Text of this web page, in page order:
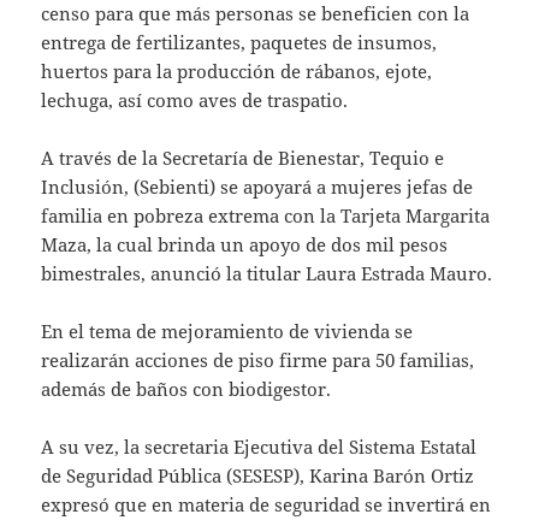
censo para que más personas se beneficien con la
entrega de fertilizantes, paquetes de insumos,
huertos para la producción de rábanos, ejote,
lechuga, así como aves de traspatio.
A través de la Secretaría de Bienestar, Tequio e
Inclusión, (Sebienti) se apoyará a mujeres jefas de
familia en pobreza extrema con la Tarjeta Margarita
Maza, la cual brinda un apoyo de dos mil pesos
bimestrales, anunció la titular Laura Estrada Mauro.
En el tema de mejoramiento de vivienda se
realizarán acciones de piso firme para 50 familias,
además de baños con biodigestor.
A su vez, la secretaria Ejecutiva del Sistema Estatal
de Seguridad Pública (SESESP), Karina Barón Ortiz
expresó que en materia de seguridad se invertirá en